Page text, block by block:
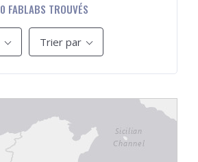
0 FABLABS TROUVÉS
Trier par